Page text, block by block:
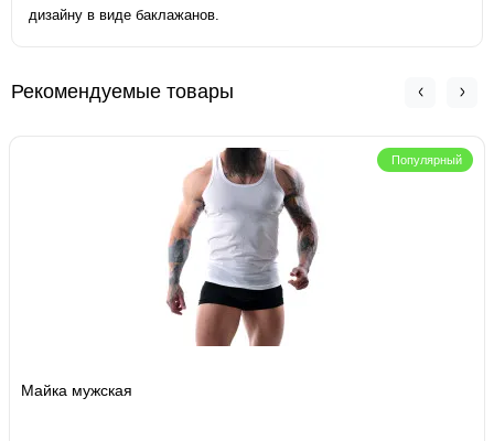
дизайну в виде баклажанов.
Рекомендуемые товары
Популярный
Майка мужская